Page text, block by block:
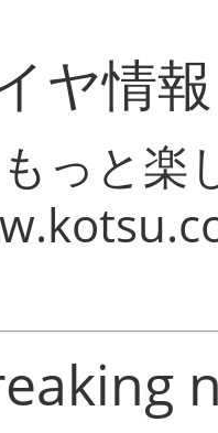
ヤ情
っと楽